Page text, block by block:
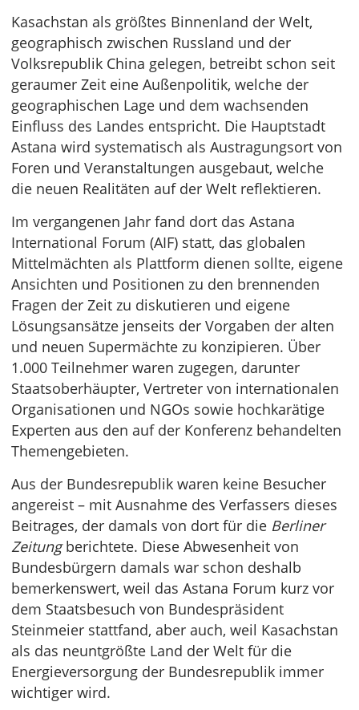
Kasachstan als größtes Binnenland der Welt,
geographisch zwischen Russland und der
Volksrepublik China gelegen, betreibt schon seit
geraumer Zeit eine Außenpolitik, welche der
geographischen Lage und dem wachsenden
Einfluss des Landes entspricht. Die Hauptstadt
Astana wird systematisch als Austragungsort von
Foren und Veranstaltungen ausgebaut, welche
die neuen Realitäten auf der Welt reflektieren.
Im vergangenen Jahr fand dort das Astana
International Forum (AIF) statt, das globalen
Mittelmächten als Plattform dienen sollte, eigene
Ansichten und Positionen zu den brennenden
Fragen der Zeit zu diskutieren und eigene
Lösungsansätze jenseits der Vorgaben der alten
und neuen Supermächte zu konzipieren. Über
1.000 Teilnehmer waren zugegen, darunter
Staatsoberhäupter, Vertreter von internationalen
Organisationen und NGOs sowie hochkarätige
Experten aus den auf der Konferenz behandelten
Themengebieten.
Aus der Bundesrepublik waren keine Besucher
angereist – mit Ausnahme des Verfassers dieses
Beitrages, der damals von dort für die Berliner
Zeitungberichtete. Diese Abwesenheit von
Bundesbürgern damals war schon deshalb
bemerkenswert, weil das Astana Forum kurz vor
dem Staatsbesuch von Bundespräsident
Steinmeier stattfand, aber auch, weil Kasachstan
als das neuntgrößte Land der Welt für die
Energieversorgung der Bundesrepublik immer
wichtiger wird.